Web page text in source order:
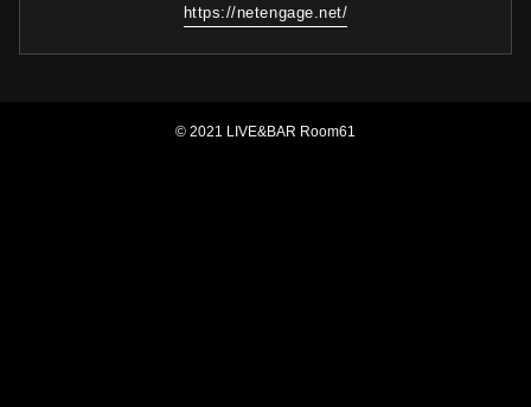
https://netengage.net/
© 2021 LIVE&BAR Room61